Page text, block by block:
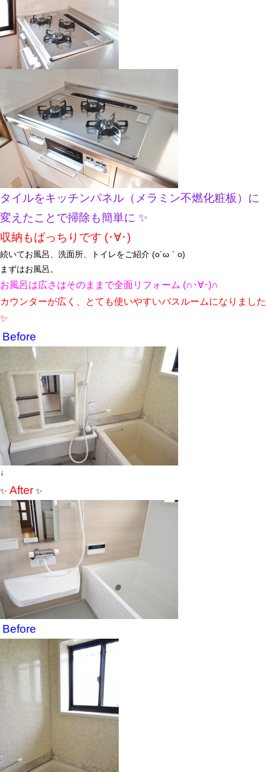
タイルをキッチンパネル（メラミン不燃化粧板）に
変えたことで掃除も簡単に ✨
収納もばっちりです (･∀･)
続いてお風呂、洗面所、トイレをご紹介 (o´ω｀o)
まずはお風呂。
お風呂は広さはそのままで全面リフォーム (∩･∀･)∩
カウンターが広く、とても使いやすいバスルームになりました
✨
Before
↓
✨ After ✨
Before